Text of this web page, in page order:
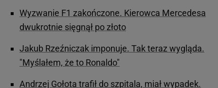
Wyzwanie F1 zakończone. Kierowca Mercedesa
dwukrotnie sięgnął po złoto
Jakub Rzeźniczak imponuje. Tak teraz wygląda.
"Myślałem, że to Ronaldo"
Andrzej Gołota trafił do szpitala, miał wypadek.